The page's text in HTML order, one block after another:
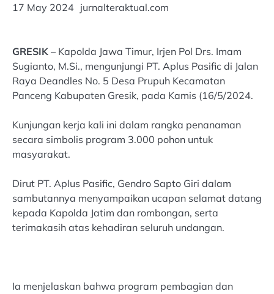
17 May 2024 jurnalteraktual.com
GRESIK – Kapolda Jawa Timur, Irjen Pol Drs. Imam
Sugianto, M.Si., mengunjungi PT. Aplus Pasific di Jalan
Raya Deandles No. 5 Desa Prupuh Kecamatan
Panceng Kabupaten Gresik, pada Kamis (16/5/2024.
Kunjungan kerja kali ini dalam rangka penanaman
secara simbolis program 3.000 pohon untuk
masyarakat.
Dirut PT. Aplus Pasific, Gendro Sapto Giri dalam
sambutannya menyampaikan ucapan selamat datang
kepada Kapolda Jatim dan rombongan, serta
terimakasih atas kehadiran seluruh undangan.
Ia menjelaskan bahwa program pembagian dan